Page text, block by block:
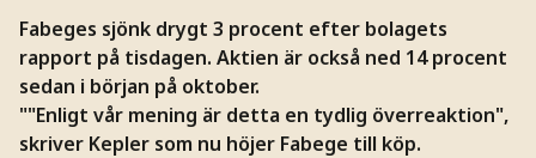
Fabeges sjönk drygt 3 procent efter bolagets
rapport på tisdagen. Aktien är också ned 14 procent
sedan i början på oktober.
""Enligt vår mening är detta en tydlig överreaktion",
skriver Kepler som nu höjer Fabege till köp.